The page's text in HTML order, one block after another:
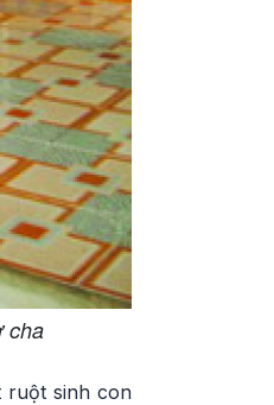
cha
ruột sinh con